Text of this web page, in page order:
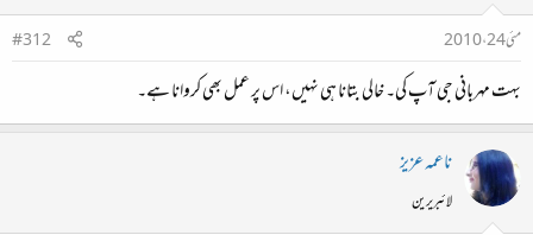
مئی 24، 2010
#312
بہت مہربانی جی آپ کی۔ خالی بتانا ہی نہیں، اس پر عمل بھی کروانا ہے۔
ناعمہ عزیز
لائبریرین